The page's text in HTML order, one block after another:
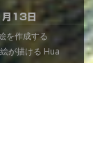
13日
を作成する
が描ける Hua